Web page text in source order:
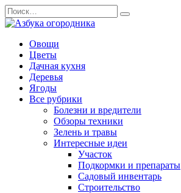
Перейти
к
содержанию
Search
for:
Овощи
Цветы
Дачная кухня
Деревья
Ягоды
Все рубрики
Болезни и вредители
Обзоры техники
Зелень и травы
Интересные идеи
Участок
Подкормки и препараты
Садовый инвентарь
Строительство